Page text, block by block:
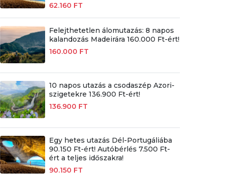
62.160 FT
Felejthetetlen álomutazás: 8 napos
kalandozás Madeirára 160.000 Ft-ért!
160.000 FT
10 napos utazás a csodaszép Azori-
szigetekre 136.900 Ft-ért!
136.900 FT
Egy hetes utazás Dél-Portugáliába
90.150 Ft-ért! Autóbérlés 7.500 Ft-
ért a teljes időszakra!
90.150 FT